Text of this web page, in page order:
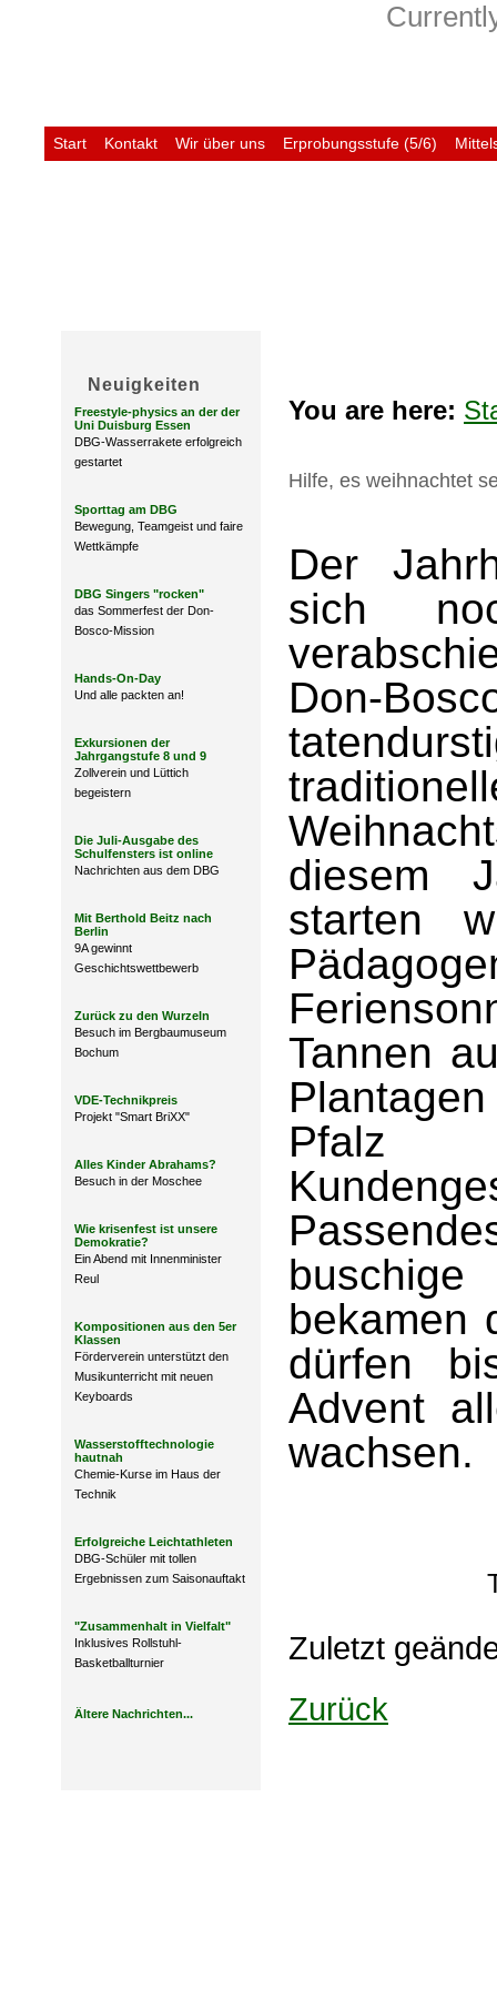
Start Kontakt Wir über uns Erprobungsstufe (5/6)
Neuigkeiten
Freestyle-physics an der der
Uni Duisburg Essen
DBG-Wasserrakete erfolgreich
gestartet
Sporttag am DBG
Bewegung, Teamgeist und faire
Wettkämpfe
DBG Singers "rocken"
das Sommerfest der Don-
Bosco-Mission
Hands-On-Day
Und alle packten an!
Exkursionen der
Jahrgangstufe 8 und 9
Zollverein und Lüttich
begeistern
Die Juli-Ausgabe des
Schulfensters ist online
Nachrichten aus dem DBG
Mit Berthold Beitz nach
Berlin
9A gewinnt
Geschichtswettbewerb
Zurück zu den Wurzeln
Besuch im Bergbaumuseum
Bochum
VDE-Technikpreis
Projekt "Smart BriXX"
Alles Kinder Abrahams?
Besuch in der Moschee
Wie krisenfest ist unsere
Demokratie?
Ein Abend mit Innenminister
Reul
Kompositionen aus den 5er
Klassen
Förderverein unterstützt den
Musikunterricht mit neuen
Keyboards
Wasserstofftechnologie
hautnah
Chemie-Kurse im Haus der
Technik
Erfolgreiche Leichtathleten
DBG-Schüler mit tollen
Ergebnissen zum Saisonauftakt
"Zusammenhalt in Vielfalt"
Inklusives Rollstuhl-
Basketballturnier
Ältere Nachrichten...
You are here:
Hilfe, es weihnachtet
Der
sich
Don-
diesem
starten
Tannen
bekamen
dürfen
Advent
wachsen.
Zuletzt
Zurück